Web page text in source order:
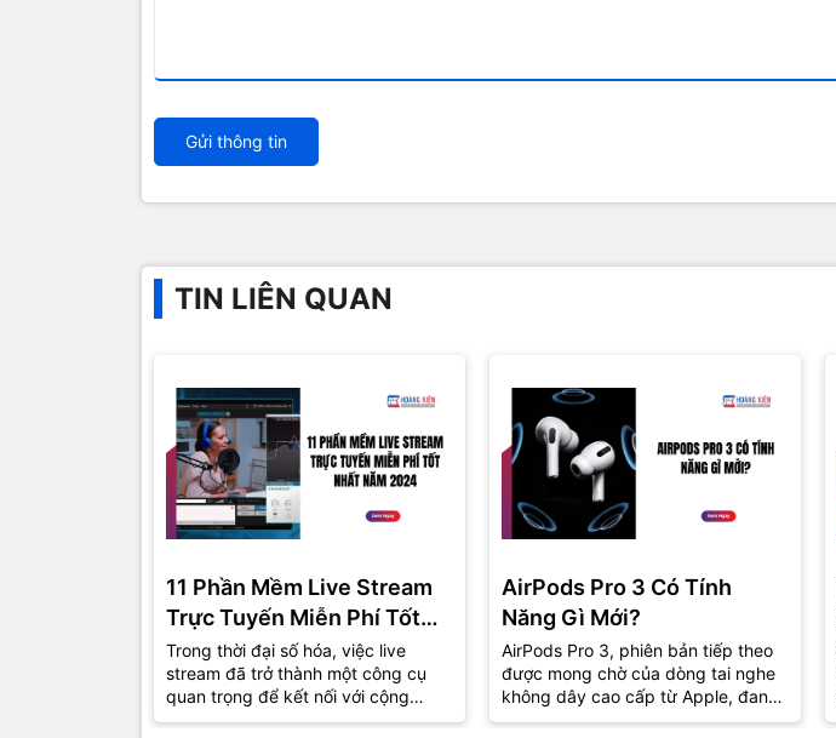
Gửi thông tin
TIN LIÊN QUAN
11 Phần Mềm Live Stream
Trực Tuyến Miễn Phí Tốt
Nhất Năm 2024
Trong thời đại số hóa, việc live
stream đã trở thành một công cụ
quan trọng để kết nối với cộng
đồng và khán giả. Dù bạn là một
AirPods Pro 3 Có Tính
Năng Gì Mới?
AirPods Pro 3, phiên bản tiếp theo
được mong chờ của dòng tai nghe
không dây cao cấp từ Apple, đang
thu hút sự quan tâm lớn từ cộng